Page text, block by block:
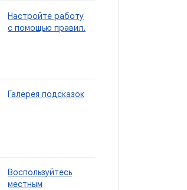
Настройте работу
с помощью правил.
Галерея подсказок
Воспользуйтесь
местным